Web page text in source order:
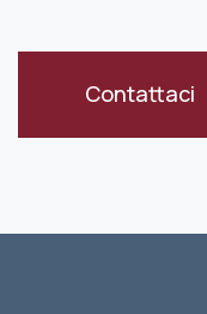
Contattaci